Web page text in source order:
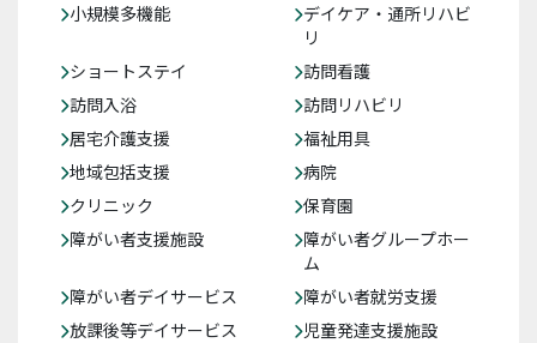
小規模多機能
デイケア・通所リハビ
リ
ショートステイ
訪問看護
訪問入浴
訪問リハビリ
居宅介護支援
福祉用具
地域包括支援
病院
クリニック
保育園
障がい者支援施設
障がい者グループホー
ム
障がい者デイサービス
障がい者就労支援
放課後等デイサービス
児童発達支援施設